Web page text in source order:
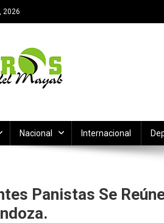
2026
Nacional Internacional
Panistas Se